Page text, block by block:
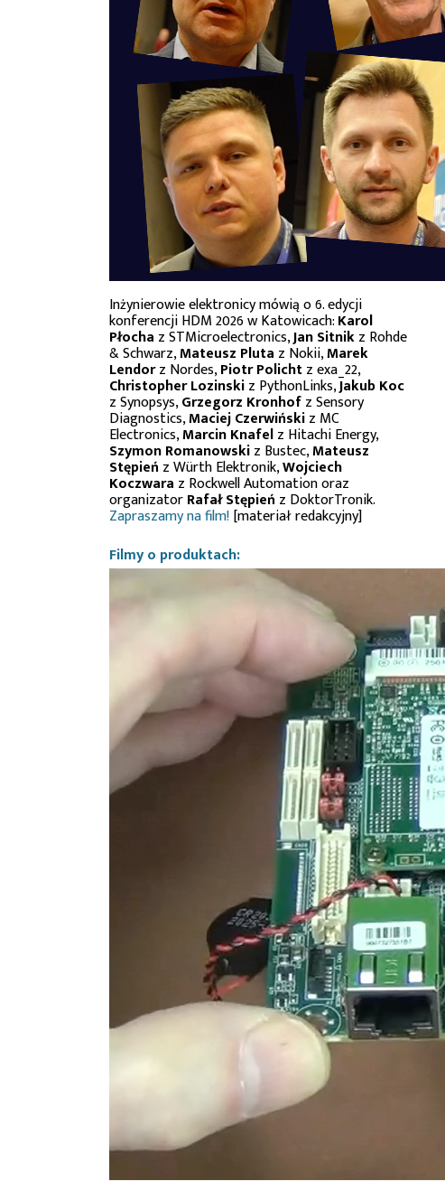
Inżynierowie elektronicy mówią o 6. edycji
konferencji HDM 2026 w Katowicach:Karol
Płocha z STMicroelectronics,Jan Sitnikz Rohde
& Schwarz,Mateusz Pluta z Nokii,Marek
Lendorz Nordes,Piotr Polichtz exa_22,
Christopher Lozinskiz PythonLinks,Jakub Koc
z Synopsys,Grzegorz Kronhofz Sensory
Diagnostics,Maciej Czerwińskiz MC
Electronics,Marcin Knafelz Hitachi Energy,
Szymon Romanowskiz Bustec,Mateusz
Stępień z Würth Elektronik,Wojciech
Koczwara z Rockwell Automation oraz
organizatorRafał Stępień z DoktorTronik.
Zapraszamy na film![materiał redakcyjny]
Filmy o produktach: